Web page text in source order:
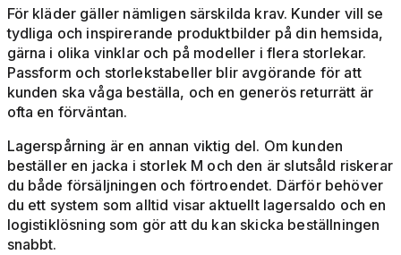
För kläder gäller nämligen särskilda krav. Kunder vill se
tydliga och inspirerande produktbilder på din hemsida,
gärna i olika vinklar och på modeller i flera storlekar.
Passform och storlekstabeller blir avgörande för att
kunden ska våga beställa, och en generös returrätt är
ofta en förväntan.
Lagerspårning är en annan viktig del. Om kunden
beställer en jacka i storlek M och den är slutsåld riskerar
du både försäljningen och förtroendet. Därför behöver
du ett system som alltid visar aktuellt lagersaldo och en
logistiklösning som gör att du kan skicka beställningen
snabbt.